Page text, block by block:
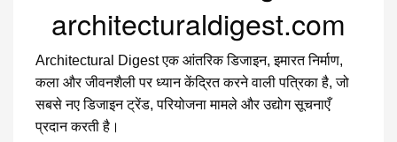
architecturaldigest.com
Architectural Digest एक आंतरिक डिजाइन, इमारत निर्माण,
कला और जीवनशैली पर ध्यान केंद्रित करने वाली पत्रिका है, जो
सबसे नए डिजाइन ट्रेंड, परियोजना मामले और उद्योग सूचनाएँ
प्रदान करती है।